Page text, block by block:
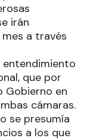
irán
a través
entendimiento
que por
Gobierno en
cámaras.
se presumía
a los que